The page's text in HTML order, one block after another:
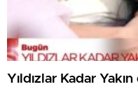
Yıldızlar Kadar